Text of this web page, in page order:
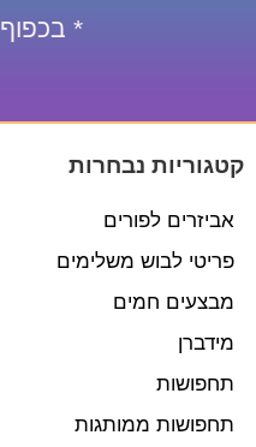
*
קטגוריות נבחרות
אביזרים לפורים
פריטי לבוש משלימים
מבצעים חמים
מידברן
תחפושות
תחפושות ממותגות